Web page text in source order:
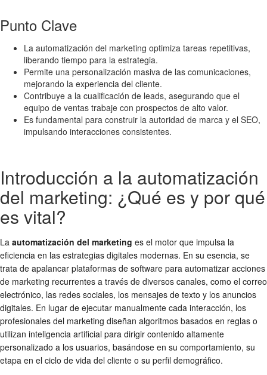
Punto Clave
La automatización del marketing optimiza tareas repetitivas,
liberando tiempo para la estrategia.
Permite una personalización masiva de las comunicaciones,
mejorando la experiencia del cliente.
Contribuye a la cualificación de leads, asegurando que el
equipo de ventas trabaje con prospectos de alto valor.
Es fundamental para construir la autoridad de marca y el SEO,
impulsando interacciones consistentes.
Introducción a la automatización
del marketing: ¿Qué es y por qué
es vital?
La automatización del marketing es el motor que impulsa la
eficiencia en las estrategias digitales modernas. En su esencia, se
trata de apalancar plataformas de software para automatizar acciones
de marketing recurrentes a través de diversos canales, como el correo
electrónico, las redes sociales, los mensajes de texto y los anuncios
digitales. En lugar de ejecutar manualmente cada interacción, los
profesionales del marketing diseñan algoritmos basados en reglas o
utilizan inteligencia artificial para dirigir contenido altamente
personalizado a los usuarios, basándose en su comportamiento, su
etapa en el ciclo de vida del cliente o su perfil demográfico.